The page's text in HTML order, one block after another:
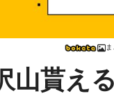
山貰え